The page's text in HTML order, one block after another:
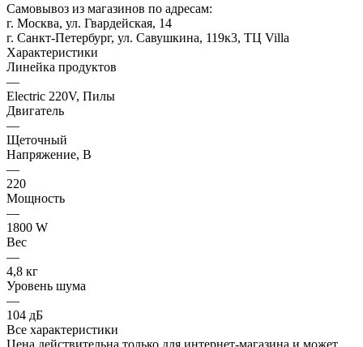
Самовывоз из магазинов по адресам:
г. Москва, ул. Гвардейская, 14
г. Санкт-Петербург, ул. Савушкина, 119к3, ТЦ Villa
Характеристики
Линейка продуктов
—
Electric 220V, Пилы
Двигатель
—
Щеточный
Напряжение, В
—
220
Мощность
—
1800 W
Вес
—
4,8 кг
Уровень шума
—
104 дБ
Все характеристики
Цена действительна только для интернет-магазина и может